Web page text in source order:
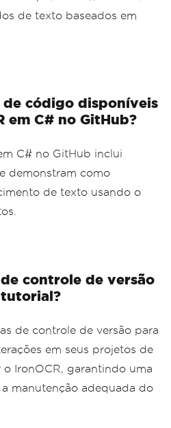
de texto baseados em
de código disponíveis
em C# no GitHub?
C# no GitHub inclui
demonstram como
de texto usando o
controle de versão
de controle de versão para
em seus projetos de
IronOCR, garantindo uma
manutenção adequada do